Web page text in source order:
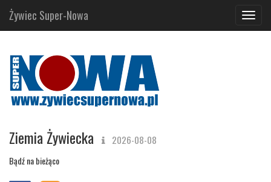
Żywiec Super-Nowa
Ziemia Żywiecka 2026-08-08
Bądź na bieżąco